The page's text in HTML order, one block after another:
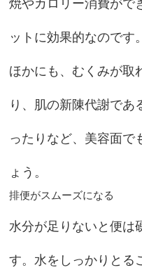
焼やカロリー消費がで
ットに効果的なのです。
ほかにも、むくみが取
り、肌の新陳代謝であ
ったりなど、美容面で
ょう。
排便がスムーズになる
水分が足りないと便は
す。水をしっかりとる